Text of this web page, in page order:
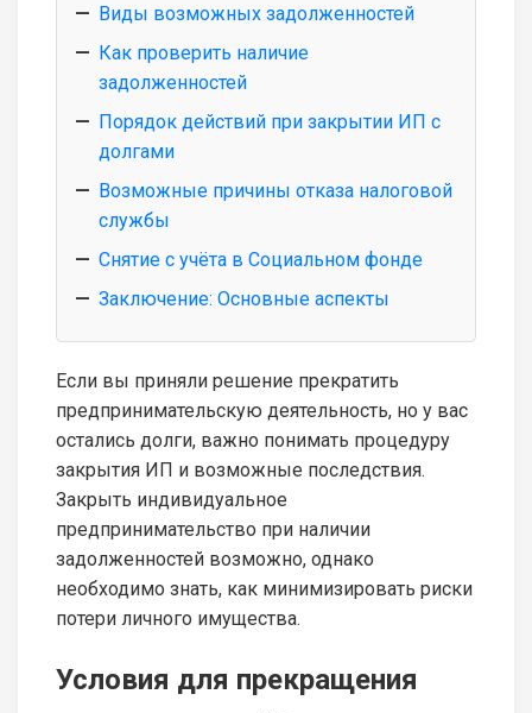
Виды возможных задолженностей
Как проверить наличие
задолженностей
Порядок действий при закрытии ИП с
долгами
Возможные причины отказа налоговой
службы
Снятие с учёта в Социальном фонде
Заключение: Основные аспекты
Если вы приняли решение прекратить
предпринимательскую деятельность, но у вас
остались долги, важно понимать процедуру
закрытия ИП и возможные последствия.
Закрыть индивидуальное
предпринимательство при наличии
задолженностей возможно, однако
необходимо знать, как минимизировать риски
потери личного имущества.
Условия для прекращения